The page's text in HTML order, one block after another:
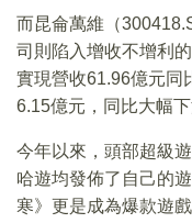
而昆侖萬維（
司則陷入增收不增利
實現營收61.96億元同
6.15億元，同比大幅下
今年以來，頭部超級
哈遊均發佈了自己的
寒》更是成為爆款遊